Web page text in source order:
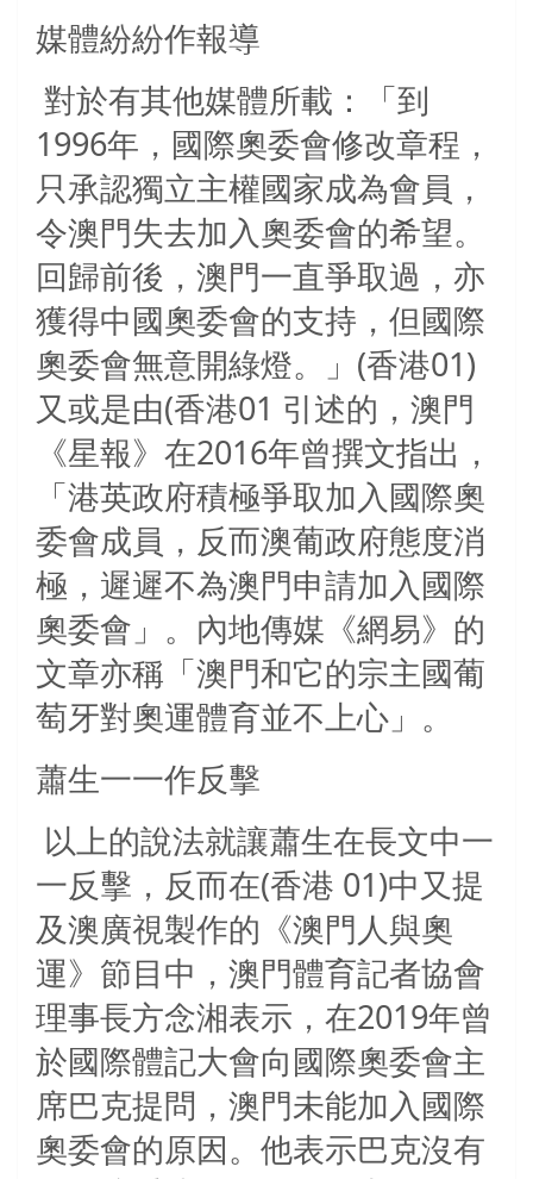
媒體紛紛作報導
對於有其他媒體所載：「到
1996年，國際奧委會修改章程，
只承認獨立主權國家成為會員，
令澳門失去加入奧委會的希望。
回歸前後，澳門一直爭取過，亦
獲得中國奧委會的支持，但國際
奧委會無意開綠燈。」(香港01)
又或是由(香港01 引述的，澳門
《星報》在2016年曾撰文指出，
「港英政府積極爭取加入國際奧
委會成員，反而澳葡政府態度消
極，遲遲不為澳門申請加入國際
奧委會」。內地傳媒《網易》的
文章亦稱「澳門和它的宗主國葡
萄牙對奧運體育並不上心」。
蕭生一一作反擊
以上的說法就讓蕭生在長文中一
一反擊，反而在(香港 01)中又提
及澳廣視製作的《澳門人與奧
運》節目中，澳門體育記者協會
理事長方念湘表示，在2019年曾
於國際體記大會向國際奧委會主
席巴克提問，澳門未能加入國際
奧委會的原因。他表示巴克沒有